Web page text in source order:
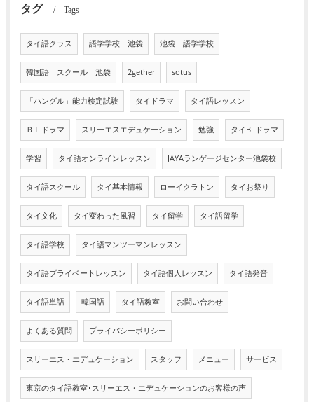
タグ Tags
タイ語クラス 語学学校 池袋 池袋 語学学校
韓国語 スクール 池袋 2gether sotus
「ハングル」能力検定試験 タイドラマ タイ語レッスン
ＢＬドラマ スリーエスエデュケーション 勉強 タイBLドラマ
学習 タイ語オンラインレッスン JAYAランゲージセンター池袋校
タイ語スクール タイ基本情報 ローイクラトン タイお祭り
タイ文化 タイ変わった風習 タイ留学 タイ語留学
タイ語学校 タイ語マンツーマンレッスン
タイ語プライベートレッスン タイ語個人レッスン タイ語発音
タイ語単語 韓国語 タイ語教室 お問い合わせ
よくある質問 プライバシーポリシー
スリーエス・エデュケーション スタッフ メニュー サービス
東京のタイ語教室･スリーエス・エデュケーションのお客様の声